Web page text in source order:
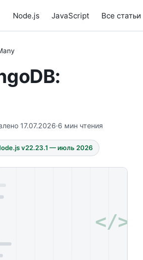
Node.js JavaScript Все статьи
17.07.2026·6 мин чтения
v22.23.1 — июль 2026
</>